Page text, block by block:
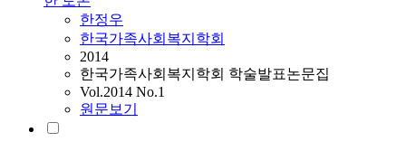
한정우
한국가족사회복지학회
2014
한국가족사회복지학회 학술발표논문집
Vol.2014 No.1
원문보기